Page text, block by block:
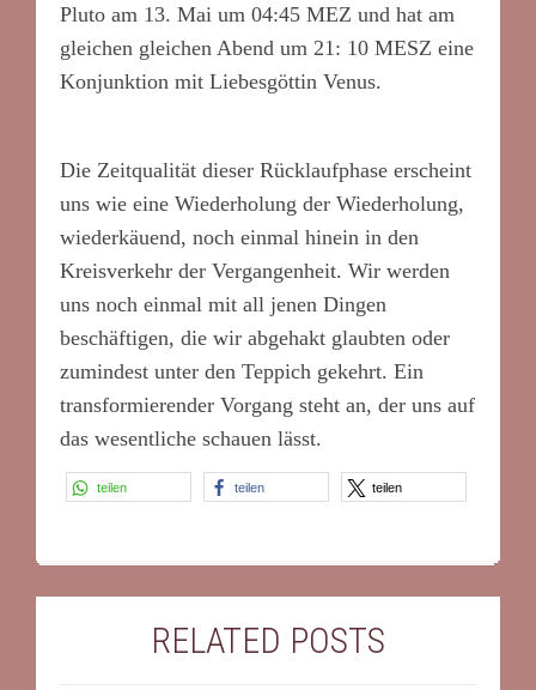
Pluto am 13. Mai um 04:45 MEZ und hat am
gleichen gleichen Abend um 21: 10 MESZ eine
Konjunktion mit Liebesgöttin Venus.
Die Zeitqualität dieser Rücklaufphase erscheint
uns wie eine Wiederholung der Wiederholung,
wiederkäuend, noch einmal hinein in den
Kreisverkehr der Vergangenheit. Wir werden
uns noch einmal mit all jenen Dingen
beschäftigen, die wir abgehakt glaubten oder
zumindest unter den Teppich gekehrt. Ein
transformierender Vorgang steht an, der uns auf
das wesentliche schauen lässt.
teilen teilen teilen
RELATED POSTS